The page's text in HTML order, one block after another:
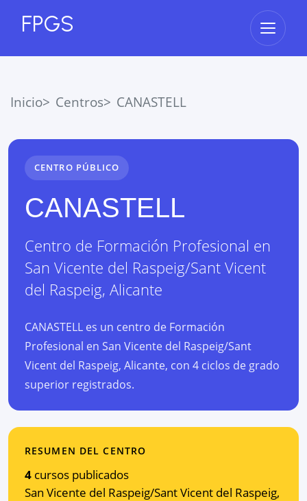
FPGS Abrir
Inicio Centros CANASTELL
CENTRO PÚBLICO
CANASTELL
Centro de Formación Profesional en
San Vicente del Raspeig/Sant Vicent
del Raspeig, Alicante
CANASTELL es un centro de Formación
Profesional en San Vicente del Raspeig/Sant
Vicent del Raspeig, Alicante, con 4 ciclos de grado
superior registrados.
RESUMEN DEL CENTRO
4 cursos publicados
San Vicente del Raspeig/Sant Vicent del Raspeig,